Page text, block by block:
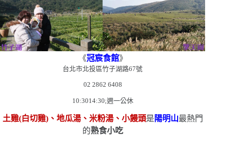
《冠宸食館》
台北市北投區竹子湖路67號
02 2862 6408
10:3014:30;週一公休
土雞(白切雞)、地瓜湯、米粉湯、小饅頭是 陽明山最熱門
的熟食小吃